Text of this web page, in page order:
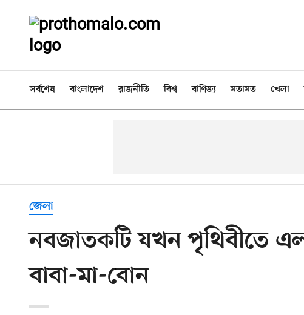
সর্বশেষ বাংলাদেশ রাজনীতি বিশ্ব বাণিজ্য মতামত খেলা
জেলা
নবজাতকটি যখন পৃথিবীতে
বাবা-মা-বোন